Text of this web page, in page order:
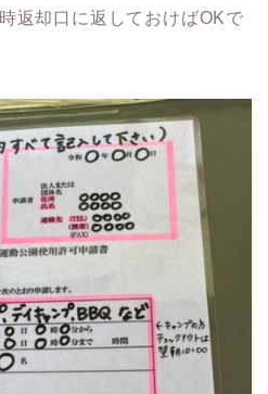
返却口に返しておけばOKで